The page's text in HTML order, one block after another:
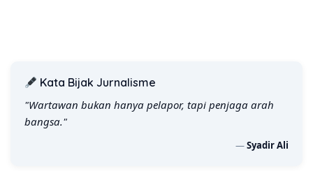
Kata Bijak Jurnalisme
"Wartawan bukan hanya pelapor, tapi penjaga arah
bangsa."
—Syadir Ali